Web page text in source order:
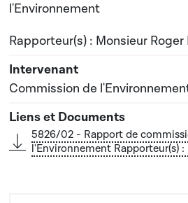
l'Environnement
Rapporteur(s) : Monsieur Roger
Commission de
5826/02 - Rapport de
l'Environnement Rapporteur(s)